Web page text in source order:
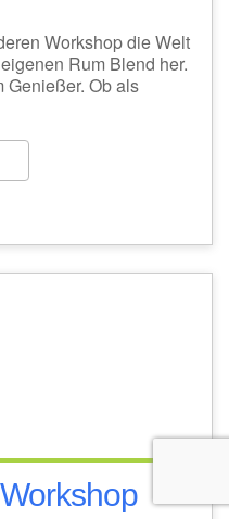
Workshop die Welt
Rum Blend her.
Genießer. Ob als